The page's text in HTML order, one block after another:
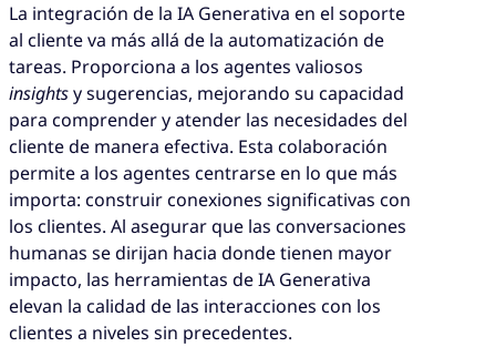
La integración de la IA Generativa en el soporte
al cliente va más allá de la automatización de
tareas. Proporciona a los agentes valiosos
insightsy sugerencias, mejorando su capacidad
para comprender y atender las necesidades del
cliente de manera efectiva. Esta colaboración
permite a los agentes centrarse en lo que más
importa: construir conexiones significativas con
los clientes. Al asegurar que las conversaciones
humanas se dirijan hacia donde tienen mayor
impacto, las herramientas de IA Generativa
elevan la calidad de las interacciones con los
clientes a niveles sin precedentes.